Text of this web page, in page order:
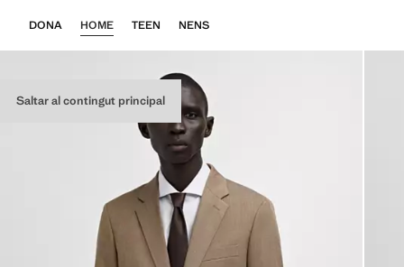
Saltar al contingut principal
DONA HOME TEEN NENS